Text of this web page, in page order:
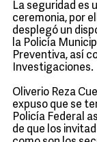
La seguridad es
ceremonia, por
desplegó un
la Policía
Preventiva, así
Investigaciones.
Oliverio Reza
expuso que se
Policía Federal
de que los